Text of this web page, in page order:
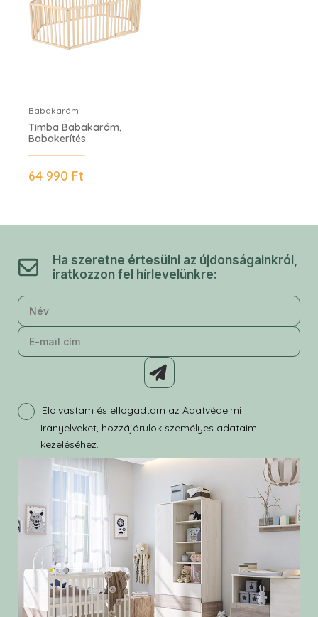
VIKI
Babakarám
Timba Babakarám,
Babakerítés
64 990 Ft
Ha szeretne értesülni az újdonságainkról,
iratkozzon fel hírlevelünkre:
Elolvastam és elfogadtam az Adatvédelmi
Irányelveket, hozzájárulok személyes adataim
kezeléséhez.